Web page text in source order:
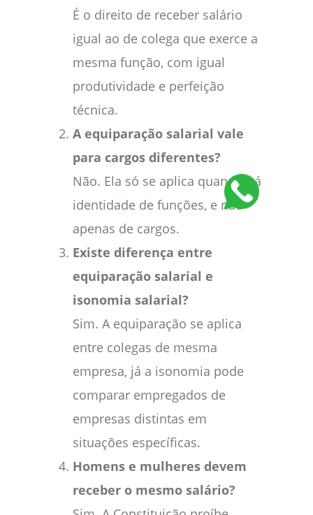
É o direito de receber salário
igual ao de colega que exerce a
mesma função, com igual
produtividade e perfeição
técnica.
A equiparação salarial vale
para cargos diferentes?
Não. Ela só se aplica quando há
identidade de funções, e não
apenas de cargos.
Existe diferença entre
equiparação salarial e
isonomia salarial?
Sim. A equiparação se aplica
entre colegas de mesma
empresa, já a isonomia pode
comparar empregados de
empresas distintas em
situações específicas.
Homens e mulheres devem
receber o mesmo salário?